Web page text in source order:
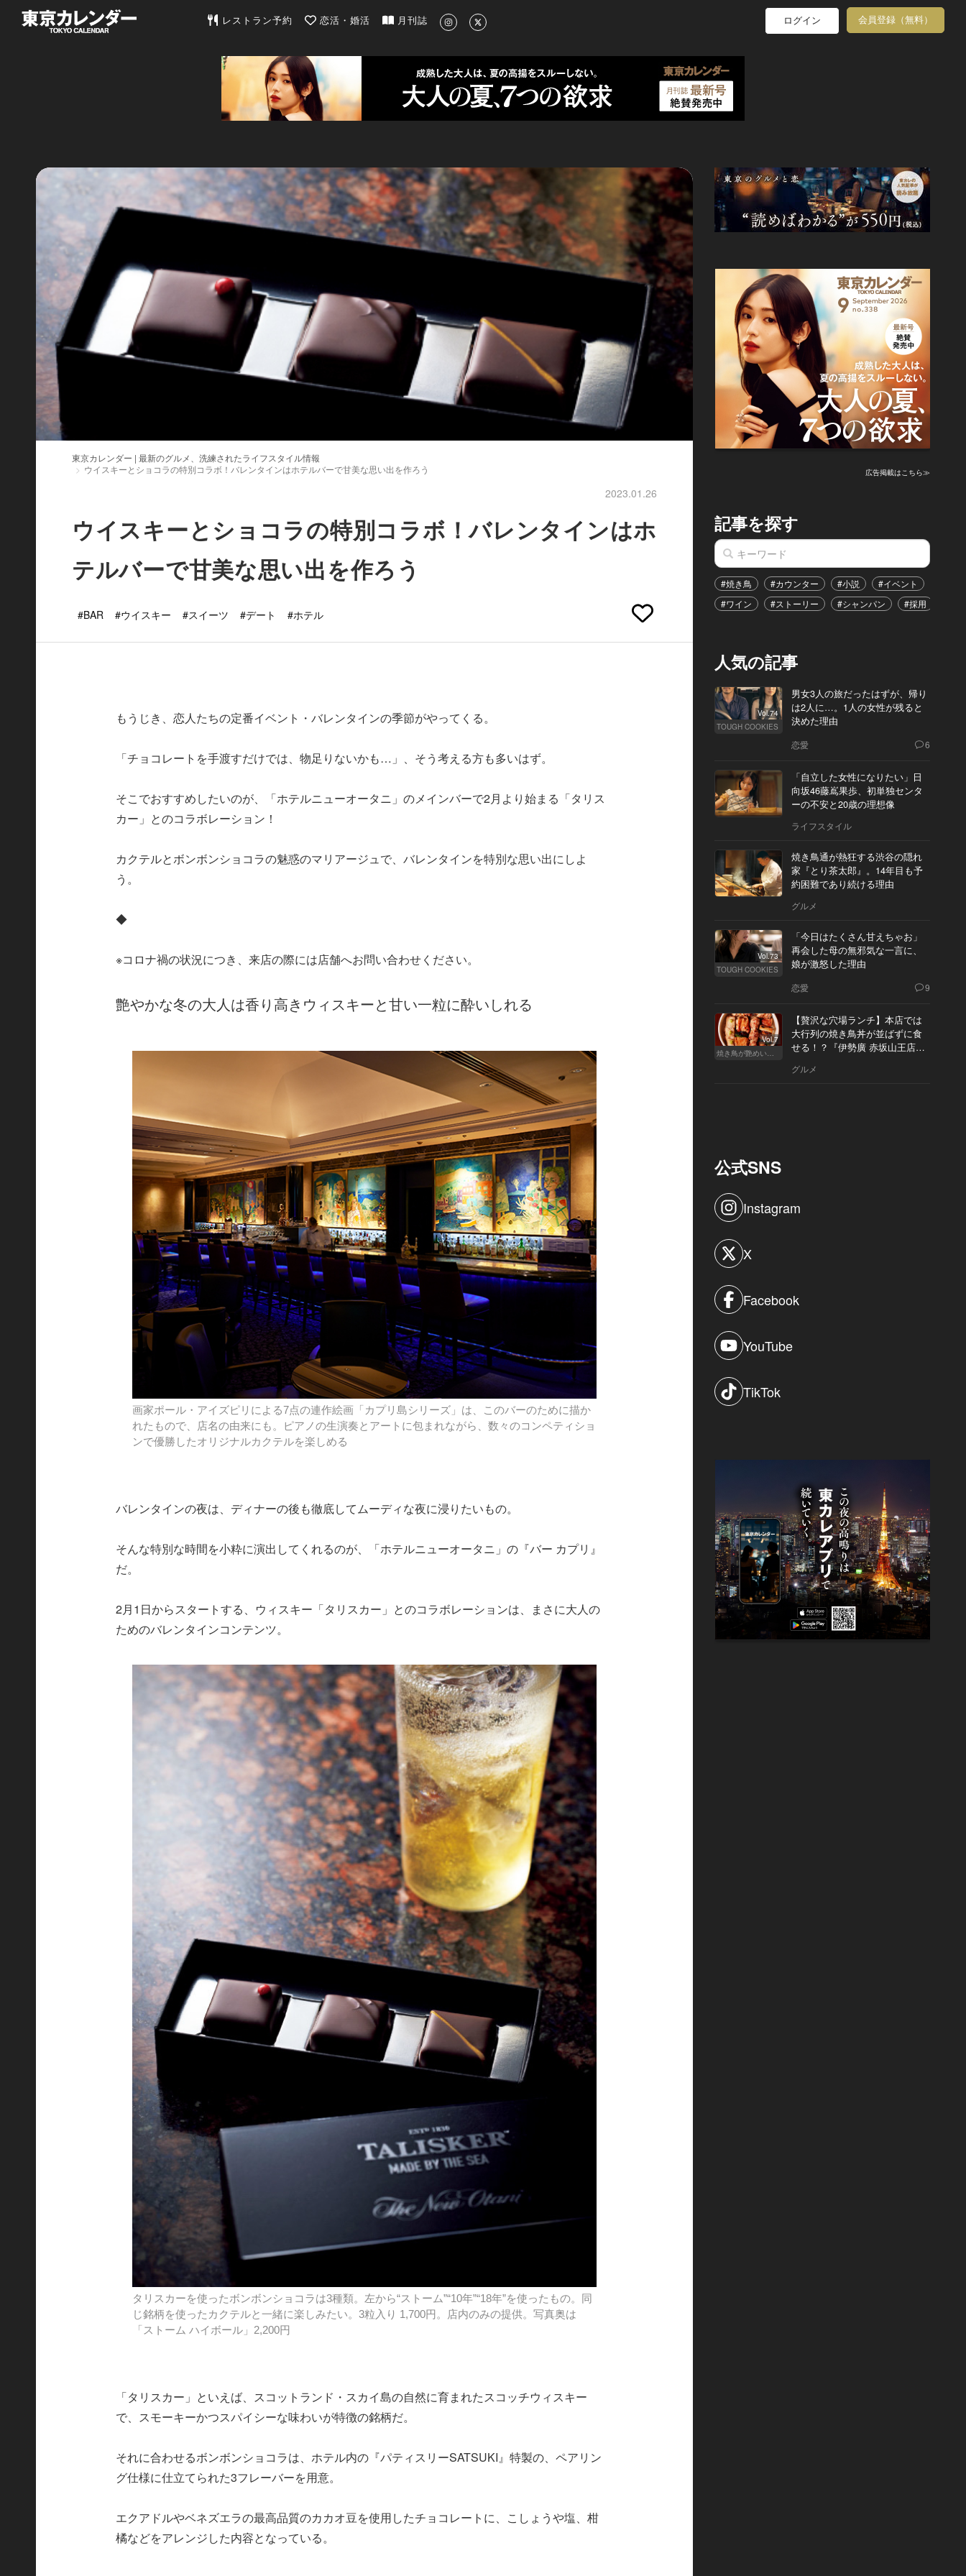
東京カレンダー | 最新のグルメ、洗練されたライフスタイル情報
レストラン予約 恋活・婚活 月刊誌 ログイン 会員登録（無料）
東京カレンダー | 最新のグルメ、洗練されたライフスタイル情報
ウイスキーとショコラの特別コラボ！バレンタインはホテルバーで甘美な思い出を作ろう
2023.01.26
ウイスキーとショコラの特別コラボ！バレンタインはホ
テルバーで甘美な思い出を作ろう
#BAR #ウイスキー #スイーツ #デート #ホテル
もうじき、恋人たちの定番イベント・バレンタインの季節がやってくる。
「チョコレートを手渡すだけでは、物足りないかも…」、そう考える方も多いはず。
そこでおすすめしたいのが、「ホテルニューオータニ」のメインバーで2月より始まる「タリス
カー」とのコラボレーション！
カクテルとボンボンショコラの魅惑のマリアージュで、バレンタインを特別な思い出にしよ
う。
◆
※コロナ禍の状況につき、来店の際には店舗へお問い合わせください。
艶やかな冬の大人は香り高きウィスキーと甘い一粒に酔いしれる
画家ポール・アイズピリによる7点の連作絵画「カプリ島シリーズ」は、このバーのために描か
れたもので、店名の由来にも。ピアノの生演奏とアートに包まれながら、数々のコンペティショ
ンで優勝したオリジナルカクテルを楽しめる
バレンタインの夜は、ディナーの後も徹底してムーディな夜に浸りたいもの。
そんな特別な時間を小粋に演出してくれるのが、「ホテルニューオータニ」の『バー カプリ』
だ。
2月1日からスタートする、ウィスキー「タリスカー」とのコラボレーションは、まさに大人の
ためのバレンタインコンテンツ。
タリスカーを使ったボンボンショコラは3種類。左から“ストーム”“10年”“18年”を使ったもの。同
じ銘柄を使ったカクテルと一緒に楽しみたい。3粒入り 1,700円。店内のみの提供。写真奥は
「ストーム ハイボール」2,200円
「タリスカー」といえば、スコットランド・スカイ島の自然に育まれたスコッチウィスキー
で、スモーキーかつスパイシーな味わいが特徴の銘柄だ。
それに合わせるボンボンショコラは、ホテル内の『パティスリーSATSUKI』特製の、ペアリン
グ仕様に仕立てられた3フレーバーを用意。
エクアドルやベネズエラの最高品質のカカオ豆を使用したチョコレートに、こしょうや塩、柑
橘などをアレンジした内容となっている。
広告掲載はこちら≫
記事を探す
#焼き鳥 #カウンター #小説 #イベント
#ワイン
#ストーリー #シャンパン #採用
人気の記事
Vol.74
TOUGH COOKIES
男女3人の旅だったはずが、帰り
は2人に…。1人の女性が残ると
決めた理由
恋愛 6
「自立した女性になりたい」日
向坂46藤嶌果歩、初単独センタ
ーの不安と20歳の理想像
ライフスタイル
焼き鳥通が熱狂する渋谷の隠れ
家『とり茶太郎』。14年目も予
約困難であり続ける理由
グルメ
Vol.73
TOUGH COOKIES
「今日はたくさん甘えちゃお」
再会した母の無邪気な一言に、
娘が激怒した理由
恋愛 9
Vol.7
焼き鳥が艶めいてきた
【贅沢な穴場ランチ】本店では
大行列の焼き鳥丼が並ばずに食
せる！？『伊勢廣 赤坂山王店』
グルメ
公式SNS
Instagram
X
Facebook
YouTube
TikTok